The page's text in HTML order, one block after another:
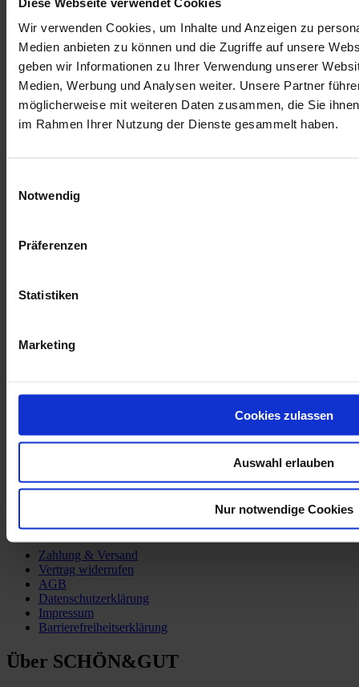
Wir verwenden Cookies, um Inhalte und Anzeigen zu
Medien anbieten zu können und die Zugriffe auf unsere
geben wir Informationen zu Ihrer Verwendung unserer
Medien, Werbung und Analysen weiter. Unsere Partner
möglicherweise mit weiteren Daten zusammen, die Sie
im Rahmen Ihrer Nutzung der Dienste gesammelt haben.
Notwendig
Präferenzen
Statistiken
Marketing
Cookies zulassen
Auswahl erlauben
Nur notwendige Cookies
(Das tschutti heftli hat keinen kommerziellen Hintergrund. In
Österreich wird es von am Arbeitsmarkt benachteiligten Menschen
FAIRtrieben, die vom gemeinnützigen Unternehmen Job-TransFair
bei der Suche nach einem neuen Job unterstützt werden. In der
Abteilung Die Kümmerei finden diese Menschen eine
Beschäftigung auf Zeit, in der sie wertvolle Arbeitserfahrungen –
wie zum Beispiel im Verkauf \& Vertrieb - sammeln können. Job-
TransFair wird vom Arbeitsmarktservice Wien gefördert.)
Mehr Informationen
Zahlung & Versand
Vertrag widerrufen
AGB
Datenschutzerklärung
Impressum
Barrierefreiheitserklärung
Über SCHÖN&GUT